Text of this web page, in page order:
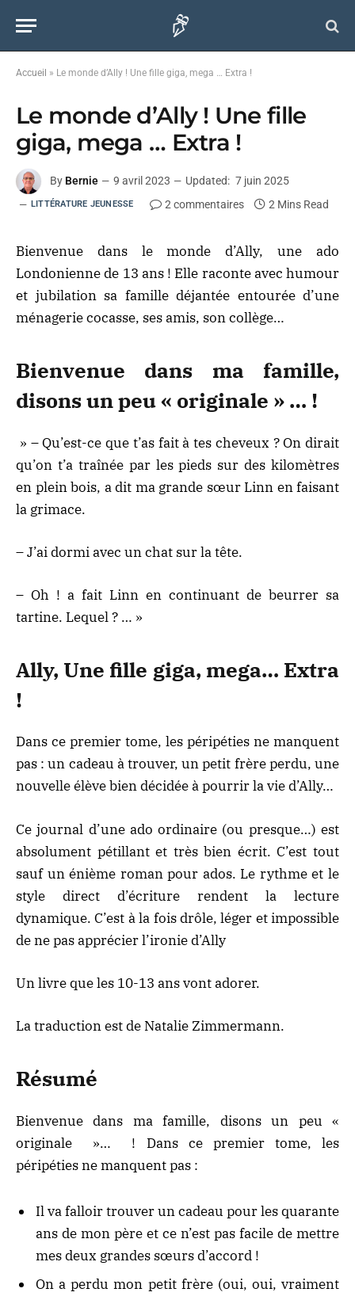
Accueil » Le monde d’Ally ! Une fille giga, mega … Extra !
Le monde d’Ally ! Une fille
giga, mega … Extra !
By Bernie 9 avril 2023 Updated: 7 juin 2025
LITTÉRATURE JEUNESSE 2 commentaires 2 Mins Read
Bienvenue dans le monde d’Ally, une ado
Londonienne de 13 ans ! Elle raconte avec humour
et jubilation sa famille déjantée entourée d’une
ménagerie cocasse, ses amis, son collège…
Bienvenue dans ma famille,
disons un peu « originale » … !
» – Qu’est-ce que t’as fait à tes cheveux ? On dirait
qu’on t’a traînée par les pieds sur des kilomètres
en plein bois, a dit ma grande sœur Linn en faisant
la grimace.
– J’ai dormi avec un chat sur la tête.
– Oh ! a fait Linn en continuant de beurrer sa
tartine. Lequel ? … »
Ally, Une fille giga, mega… Extra
!
Dans ce premier tome, les péripéties ne manquent
pas : un cadeau à trouver, un petit frère perdu, une
nouvelle élève bien décidée à pourrir la vie d’Ally…
Ce journal d’une ado ordinaire (ou presque…) est
absolument pétillant et très bien écrit. C’est tout
sauf un énième roman pour ados. Le rythme et le
style direct d’écriture rendent la lecture
dynamique. C’est à la fois drôle, léger et impossible
de ne pas apprécier l’ironie d’Ally
Un livre que les 10-13 ans vont adorer.
La traduction est de Natalie Zimmermann.
Résumé
Bienvenue dans ma famille, disons un peu «
originale »… ! Dans ce premier tome, les
péripéties ne manquent pas :
Il va falloir trouver un cadeau pour les quarante
ans de mon père et ce n’est pas facile de mettre
mes deux grandes sœurs d’accord !
On a perdu mon petit frère (oui, oui, vraiment